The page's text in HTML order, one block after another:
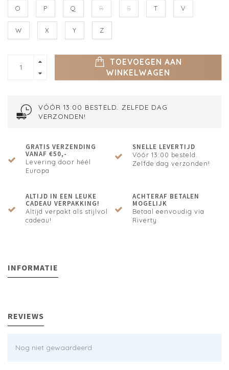
O P Q R S T V
W X Y Z
TOEVOEGEN AAN
WINKELWAGEN
VÓÓR 13:00 BESTELD. ZELFDE DAG
VERZONDEN!
GRATIS VERZENDING
VANAF €50,-
Levering door héél
Europa
SNELLE LEVERTIJD
Vóór 13:00 besteld.
Zelfde dag verzonden!
ALTIJD IN EEN LEUKE
CADEAU VERPAKKING!
Altijd verpakt als stijlvol
cadeau!
ACHTERAF BETALEN
MOGELIJK
Betaal eenvoudig via
Riverty
INFORMATIE
REVIEWS
Nog niet gewaardeerd